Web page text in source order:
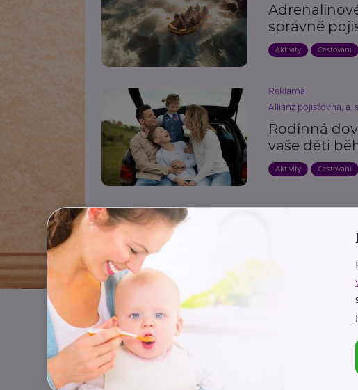
správně
Aktivity Cestování
Reklama
Allianz pojišťovna, a.
Rodinná
vaše děti
Aktivity Cestování
Reklama
Pojištění